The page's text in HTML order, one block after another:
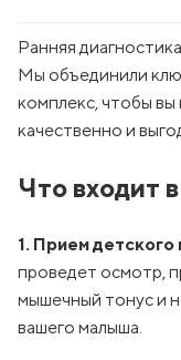
Ранняя
Мы объединили
комплекс, чтобы вы
качественно и
Что входит
1. Прием
проведет осмотр,
мышечный тонус и
вашего малыша.